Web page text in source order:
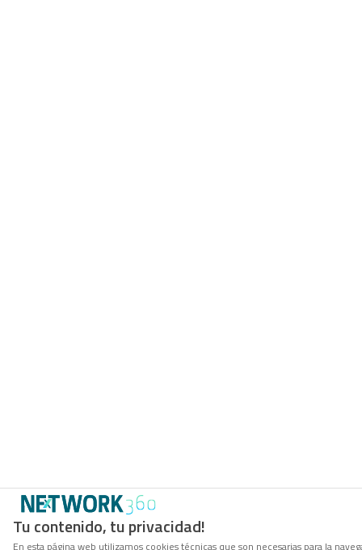
Tu contenido, tu privacidad!
En esta página web utilizamos cookies técnicas que son necesarias para la